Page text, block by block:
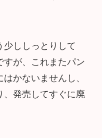
少ししっとりして
すが、これまたパン
かないませんし、
、発売してすぐに廃